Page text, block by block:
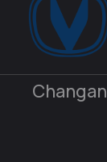
Changan